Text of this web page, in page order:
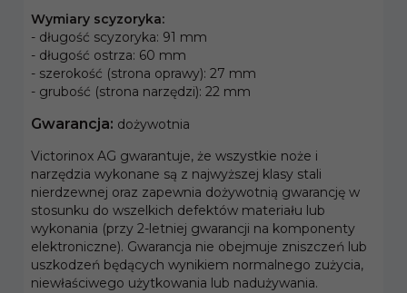
Wymiary scyzoryka:
- długość scyzoryka: 91 mm
- długość ostrza: 60 mm
- szerokość (strona oprawy): 27 mm
- grubość (strona narzędzi): 22 mm
Gwarancja: dożywotnia
Victorinox AG gwarantuje, że wszystkie noże i
narzędzia wykonane są z najwyższej klasy stali
nierdzewnej oraz zapewnia dożywotnią gwarancję w
stosunku do wszelkich defektów materiału lub
wykonania (przy 2-letniej gwarancji na komponenty
elektroniczne). Gwarancja nie obejmuje zniszczeń lub
uszkodzeń będących wynikiem normalnego zużycia,
niewłaściwego użytkowania lub nadużywania.